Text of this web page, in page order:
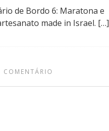
de Bordo 6: Maratona e
made in Israel. […]
COMENTÁRIO